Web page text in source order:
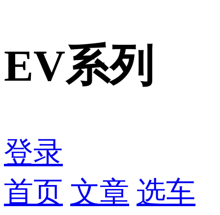
EV系列
登录
首页 文章 选车